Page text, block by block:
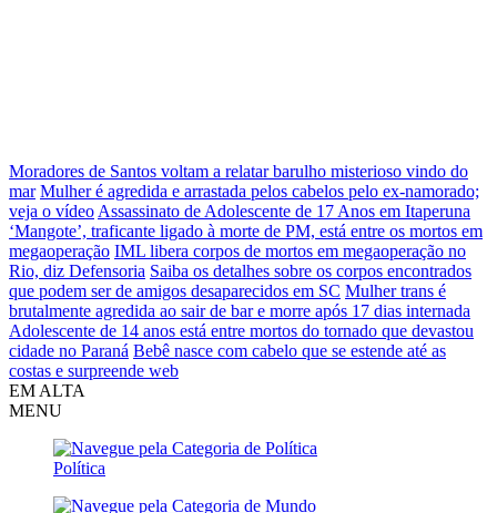
Moradores de Santos voltam a relatar barulho misterioso vindo do
mar Mulher é agredida e arrastada pelos cabelos pelo ex-namorado;
veja o vídeo Assassinato de Adolescente de 17 Anos em Itaperuna
‘Mangote’, traficante ligado à morte de PM, está entre os mortos em
megaoperação IML libera corpos de mortos em megaoperação no
Rio, diz Defensoria Saiba os detalhes sobre os corpos encontrados
que podem ser de amigos desaparecidos em SC Mulher trans é
brutalmente agredida ao sair de bar e morre após 17 dias internada
Adolescente de 14 anos está entre mortos do tornado que devastou
cidade no Paraná Bebê nasce com cabelo que se estende até as
costas e surpreende web
EM ALTA
MENU
Política